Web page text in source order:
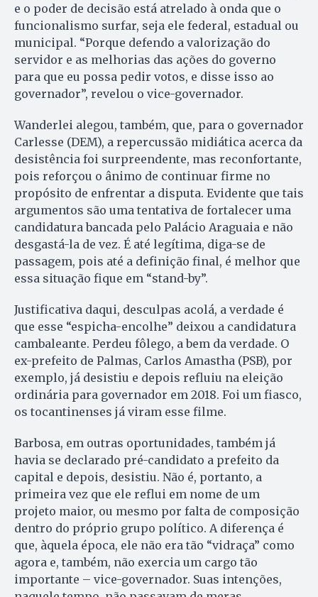
e o poder de decisão está atrelado à onda que o
funcionalismo surfar, seja ele federal, estadual ou
municipal. “Porque defendo a valorização do
servidor e as melhorias das ações do governo
para que eu possa pedir votos, e disse isso ao
governador”, revelou o vice-governador.
Wanderlei alegou, também, que, para o governador
Carlesse (DEM), a repercussão midiática acerca da
desistência foi surpreendente, mas reconfortante,
pois reforçou o ânimo de continuar firme no
propósito de enfrentar a disputa. Evidente que tais
argumentos são uma tentativa de fortalecer uma
candidatura bancada pelo Palácio Araguaia e não
desgastá-la de vez. É até legítima, diga-se de
passagem, pois até a definição final, é melhor que
essa situação fique em “stand-by”.
Justificativa daqui, desculpas acolá, a verdade é
que esse “espicha-encolhe” deixou a candidatura
cambaleante. Perdeu fôlego, a bem da verdade. O
ex-prefeito de Palmas, Carlos Amastha (PSB), por
exemplo, já desistiu e depois refluiu na eleição
ordinária para governador em 2018. Foi um fiasco,
os tocantinenses já viram esse filme.
Barbosa, em outras oportunidades, também já
havia se declarado pré-candidato a prefeito da
capital e depois, desistiu. Não é, portanto, a
primeira vez que ele reflui em nome de um
projeto maior, ou mesmo por falta de composição
dentro do próprio grupo político. A diferença é
que, àquela época, ele não era tão “vidraça” como
agora e, também, não exercia um cargo tão
importante – vice-governador. Suas intenções,